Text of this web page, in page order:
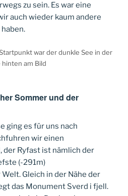
zu sein. Es war eine
auch wieder kaum andere
war der dunkle See in der
am Bild
Sommer und der
ging es für uns nach
wir einen
der Ryfast ist nämlich der
(-291m)
Gleich in der Nähe der
das Monument Sverd i fjell.